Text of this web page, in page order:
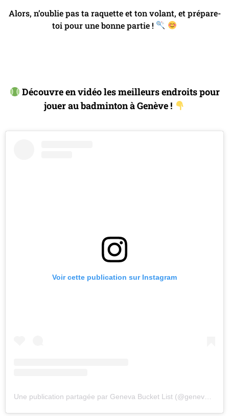
Alors, n’oublie pas ta raquette et ton volant, et prépare-
toi pour une bonne partie !
Découvre en vidéo les meilleurs endroits pour
jouer au badminton à Genève !
Voir cette publication sur Instagram